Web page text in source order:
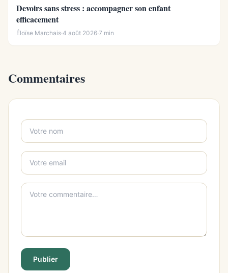
Devoirs sans stress : accompagner son enfant
efficacement
Éloïse Marchais·4 août 2026·7 min
Commentaires
Publier